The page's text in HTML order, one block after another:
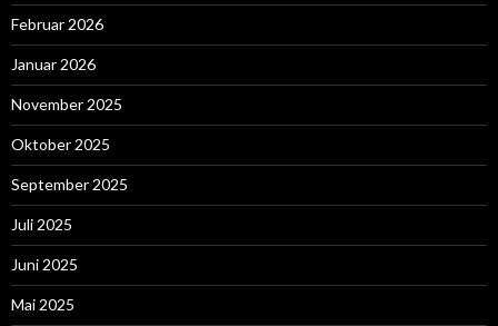
Februar 2026
Januar 2026
November 2025
Oktober 2025
September 2025
Juli 2025
Juni 2025
Mai 2025